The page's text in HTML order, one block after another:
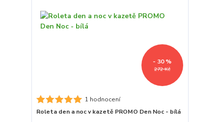
272 Kč
- 30 %
1 hodnocení
Roleta den a noc v kazetě PROMO Den Noc - bílá